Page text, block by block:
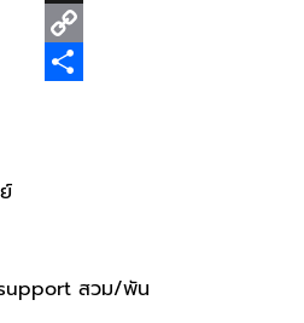
X
Copy
สวม/พัน